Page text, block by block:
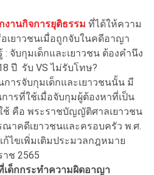
งานกิจการยุติธรรม ที่ได้ให้ความ
เยาวชนเมื่อถูกจับในคดีอาญา
จับกุมเด็กและเยาวชน ต้องคำนึง
ปี รับ VS ไม่รับโทษ?
ารจับกุมเด็กและเยาวชนนั้น มี
ารที่ใช้เมื่อจับกุมผู้ต้องหาที่เป็น
คือ พระราชบัญญัติศาลเยาวชน
าคดีเยาวชนและครอบครัว พ.ศ.
ไขเพิ่มเติมประมวลกฎหมาย
ช 2565
ด็กกระทำความผิดอาญา